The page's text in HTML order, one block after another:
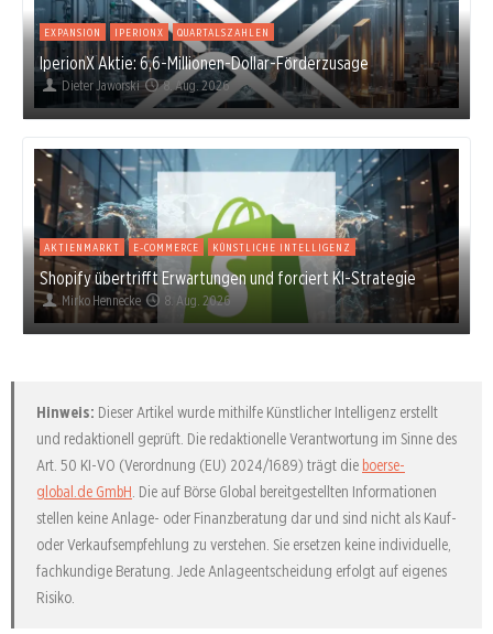
EXPANSION IPERIONX QUARTALSZAHLEN
IperionX Aktie: 6,6-Millionen-Dollar-Förderzusage
Dieter Jaworski 8. Aug. 2026
AKTIENMARKT E-COMMERCE KÜNSTLICHE INTELLIGENZ
Shopify übertrifft Erwartungen und forciert KI-Strategie
Mirko Hennecke 8. Aug. 2026
Hinweis: Dieser Artikel wurde mithilfe Künstlicher Intelligenz erstellt
und redaktionell geprüft. Die redaktionelle Verantwortung im Sinne des
Art. 50 KI-VO (Verordnung (EU) 2024/1689) trägt die boerse-
global.de GmbH. Die auf Börse Global bereitgestellten Informationen
stellen keine Anlage- oder Finanzberatung dar und sind nicht als Kauf-
oder Verkaufsempfehlung zu verstehen. Sie ersetzen keine individuelle,
fachkundige Beratung. Jede Anlageentscheidung erfolgt auf eigenes
Risiko.